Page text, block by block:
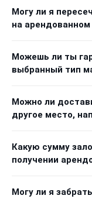
Могу ли я
на
Можешь ли ты
выбранный тип
Можно ли
другое место,
Какую сумму
получении
Могу ли я